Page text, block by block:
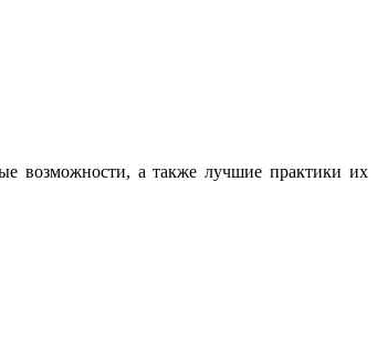
возможности, а также лучшие практики их